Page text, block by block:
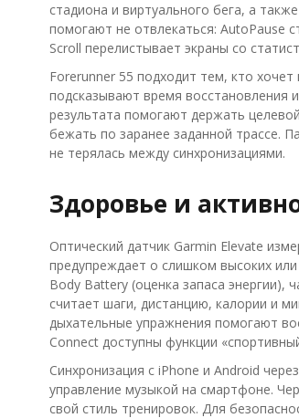
стадиона и виртуального бега, а
помогают не отвлекаться: AutoPause
Scroll перелистывает экраны со
Forerunner 55 подходит тем, кто
подсказывают время восстановления
результата помогают держать
бежать по заранее заданной трассе.
не терялась между синхронизациями.
Здоровье и
Оптический датчик Garmin Elevate
предупреждает о слишком высоких
Body Battery (оценка запаса энергии),
считает шаги, дистанцию, калории и
дыхательные упражнения помогают
Connect доступны функции
Синхронизация с iPhone и Android
управление музыкой на смартфоне.
свой стиль тренировок. Для